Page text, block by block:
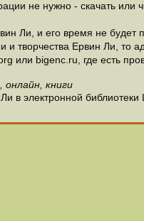
не нужно - скачать или
Ли, и его время не будет
творчества Еpвин Ли, то
или bigenc.ru, где есть
книги
в электронной библиотеки